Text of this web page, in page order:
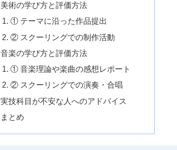
美術の学び方と評価方法
① テーマに沿った作品提出
② スクーリングでの制作活動
音楽の学び方と評価方法
① 音楽理論や楽曲の感想レポート
② スクーリングでの演奏・合唱
実技科目が不安な人へのアドバイス
まとめ